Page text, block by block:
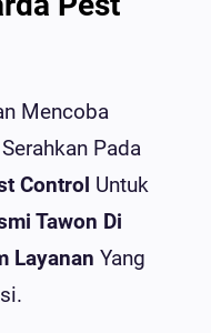
Mencoba
Pada
Control Untuk
Tawon Di
Layanan Yang